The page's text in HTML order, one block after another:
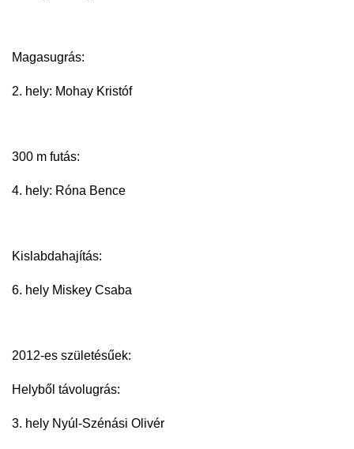
Magasugrás:
2. hely: Mohay Kristóf
300 m futás:
4. hely: Róna Bence
Kislabdahajítás:
6. hely Miskey Csaba
2012-es születésűek:
Helyből távolugrás:
3. hely Nyúl-Szénási Olivér